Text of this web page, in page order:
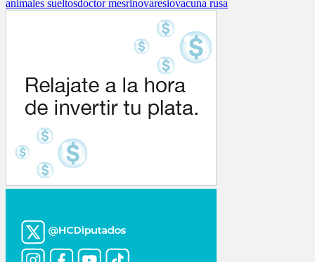
animales sueltosdoctor mesrinovaresiovacuna rusa